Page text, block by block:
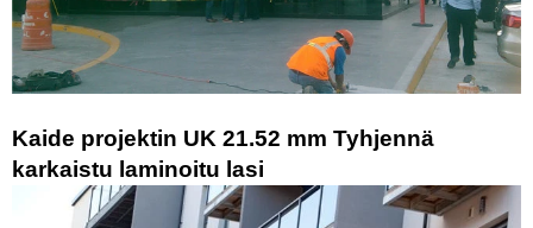
Kaide projektin UK 21.52 mm Tyhjennä
karkaistu laminoitu lasi